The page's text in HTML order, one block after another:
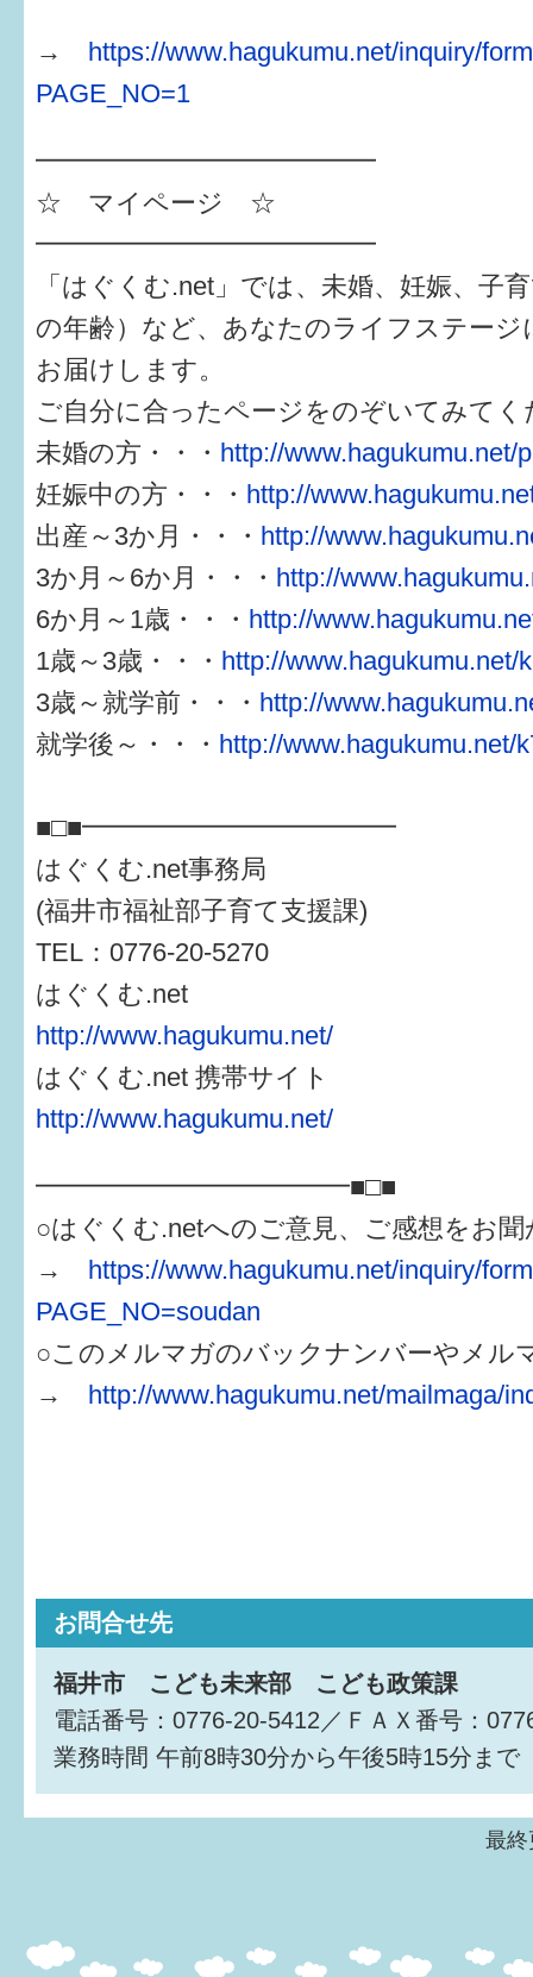
→ https://www.hagukumu.net/inquiry/
PAGE_NO=1
━━━━━━━━━━━━━
☆ マイページ ☆
━━━━━━━━━━━━━
「はぐくむ.net」では、未婚、妊娠、子
の年齢）など、あなたのライフステージ
お届けします。
ご自分に合ったページをのぞいてみてく
未婚の方・・・ http://www.hagukumu.net/
妊娠中の方・・・ http://
出産～3か月・・・ http://
3か月～6か月・・・ http://
6か月～1歳・・・ http://
1歳～3歳・・・ http://www.hagukumu.net/
3歳～就学前・・・ http://
就学後～・・・ http://www.hagukumu.net/
■□■━━━━━━━━━━━━
はぐくむ.net事務局
(福井市福祉部子育て支援課)
TEL：0776-20-5270
はぐくむ.net
http://www.hagukumu.net/
はぐくむ.net 携帯サイト
http://www.hagukumu.net/
━━━━━━━━━━━━■□■
○はぐくむ.netへのご意見、ご感想をお
→ https://www.hagukumu.net/inquiry/
PAGE_NO=soudan
○このメルマガのバックナンバーやメル
→ http://www.hagukumu.net/mailmaga/
お問合せ先
福井市 こども未来部 こども政策課
電話番号：0776-20-5412／ＦＡＸ番号：
業務時間 午前8時30分から午後5時15分まで
最終